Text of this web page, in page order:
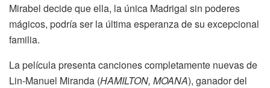
Mirabel decide que ella, la única Madrigal sin poderes
mágicos, podría ser la última esperanza de su excepcional
familia.
La película presenta canciones completamente nuevas de
Lin-Manuel Miranda (HAMILTON, MOANA), ganador del